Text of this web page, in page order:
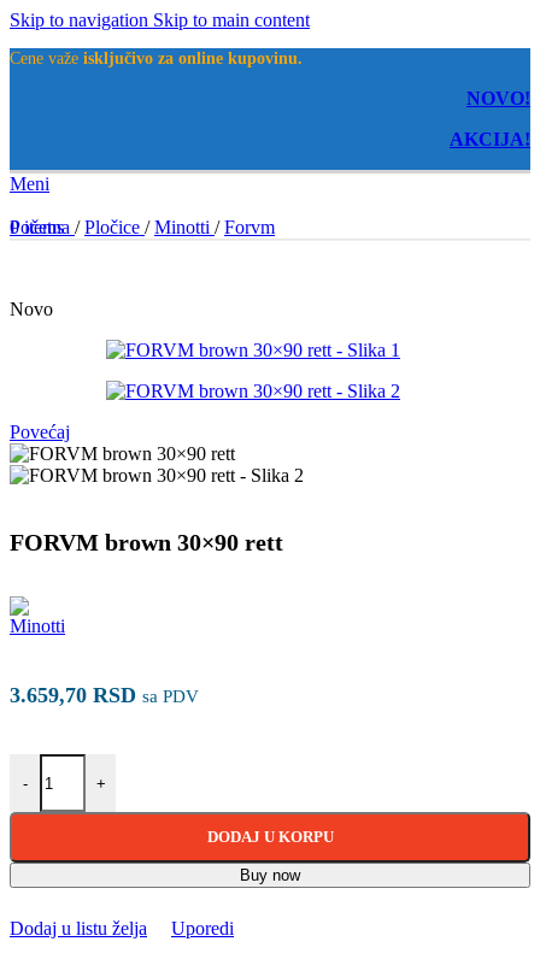
Skip to navigation Skip to main content
Cene važe isključivo za online kupovinu.
NOVO!
AKCIJA!
Meni
0items
Početna / Pločice / Minotti / Forvm
Novo
Povećaj
FORVM brown 30×90 rett
3.659,70 RSD sa PDV
-
FORVM brown 30×90 rett količina
+
DODAJ U KORPU
Buy now
Dodaj u listu želja Uporedi